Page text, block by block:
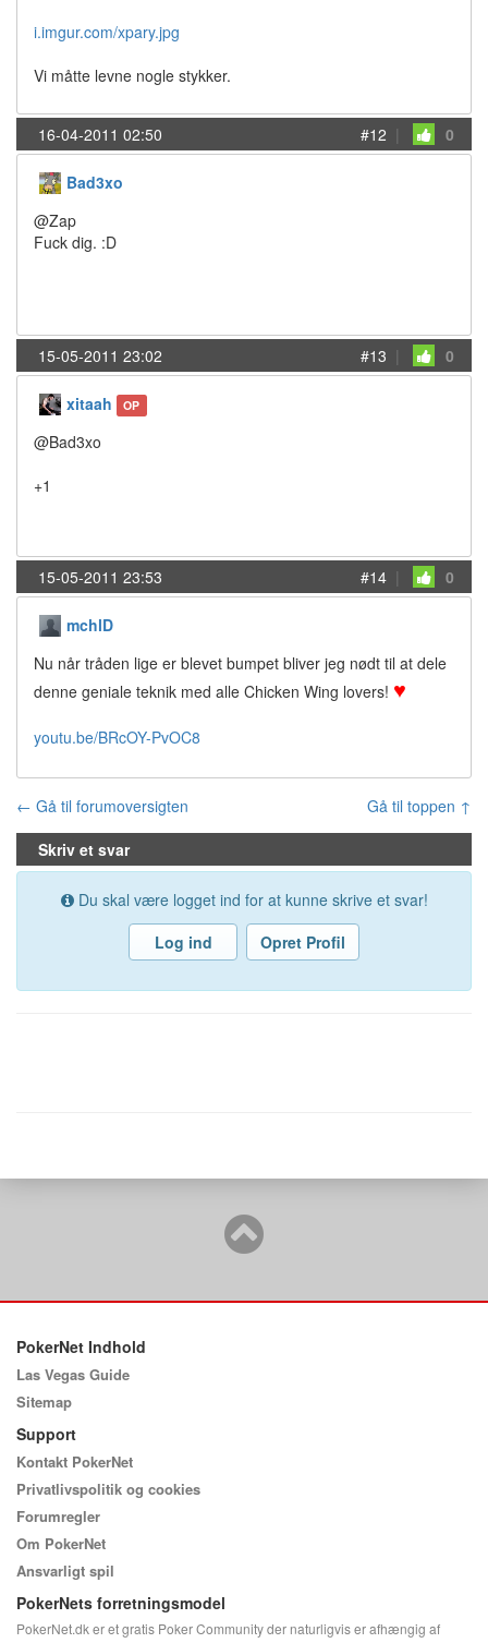
i.imgur.com/xpary.jpg
Vi måtte levne nogle stykker.
16-04-2011 02:50 #12 | 0
Bad3xo
@Zap
Fuck dig. :D
15-05-2011 23:02 #13 | 0
xitaah OP
@Bad3xo
+1
15-05-2011 23:53 #14 | 0
mchlD
Nu når tråden lige er blevet bumpet bliver jeg nødt til at dele
denne geniale teknik med alle Chicken Wing lovers! ♥
youtu.be/BRcOY-PvOC8
← Gå til forumoversigten
Gå til toppen ↑
Skriv et svar
Du skal være logget ind for at kunne skrive et svar!
Log ind
Opret Profil
PokerNet Indhold
Las Vegas Guide
Sitemap
Support
Kontakt PokerNet
Privatlivspolitik og cookies
Forumregler
Om PokerNet
Ansvarligt spil
PokerNets forretningsmodel
PokerNet.dk er et gratis Poker Community der naturligvis er afhængig af